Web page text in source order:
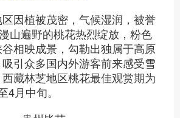
植被茂密，气候湿润，被誉
山遍野的桃花热烈绽放，粉色
相映成景，勾勒出独属于高原
引众多国内外游客前来感受雪
藏林芝地区桃花最佳观赏期为
4月中旬。